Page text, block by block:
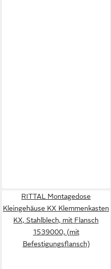
RITTAL Montagedose
Kleingehäuse KX Klemmenkasten
KX, Stahlblech, mit Flansch
1539000, (mit
Befestigungsflansch)